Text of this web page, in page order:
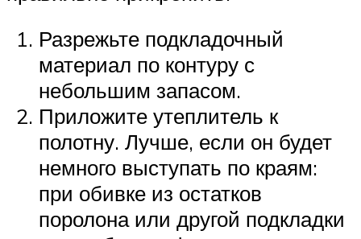
Разрежьте подкладочный
материал по контуру с
небольшим запасом.
Приложите утеплитель к
полотну. Лучше, если он будет
немного выступать по краям:
при обивке из остатков
поролона или другой подкладки